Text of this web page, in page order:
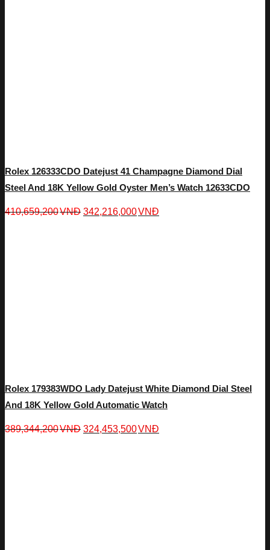
Rolex 126333CDO Datejust 41 Champagne Diamond Dial
Steel And 18K Yellow Gold Oyster Men’s Watch 12633CDO
410,659,200VNĐ 342,216,000VNĐ
Rolex 179383WDO Lady Datejust White Diamond Dial Steel
And 18K Yellow Gold Automatic Watch
389,344,200VNĐ 324,453,500VNĐ